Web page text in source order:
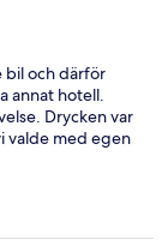
bil och därför
annat hotell.
Drycken var
valde med egen